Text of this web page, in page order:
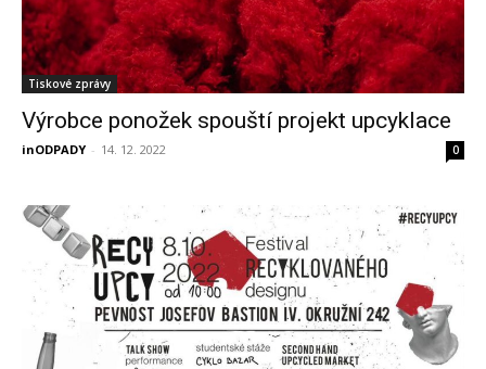
Tiskové zprávy
Výrobce ponožek spouští projekt upcyklace
inODPADY - 14. 12. 2022 0